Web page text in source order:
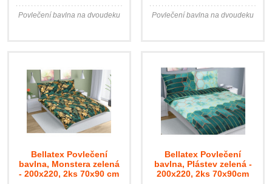
Povlečení bavlna na dvoudeku Povlečení bavlna na dvoudeku
Bellatex Povlečení
bavlna, Monstera zelená
- 200x220, 2ks 70x90 cm
Bellatex Povlečení
bavlna, Plástev zelená -
200x220, 2ks 70x90cm